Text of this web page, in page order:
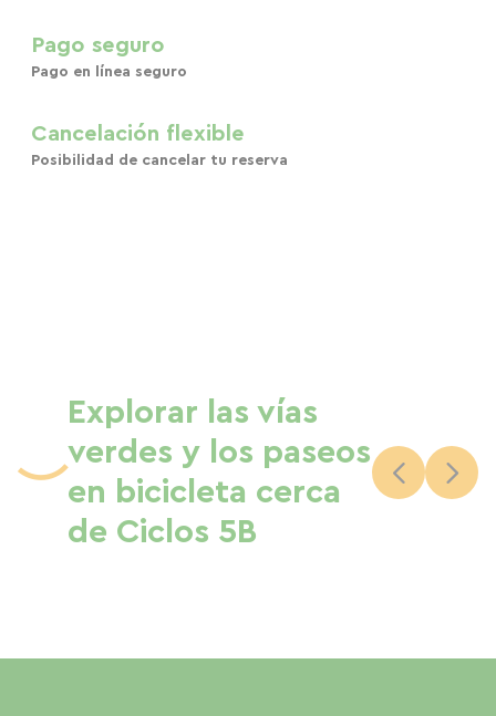
Pago seguro
Pago en línea seguro
Cancelación flexible
Posibilidad de cancelar tu reserva
Explorar las vías
verdes y los paseos
en bicicleta cerca
de Ciclos 5B